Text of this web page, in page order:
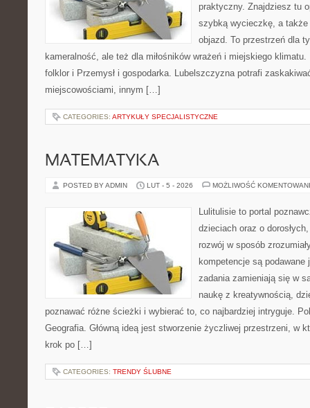
praktyczny. Znajdziesz tu
szybką wycieczkę, a także
objazd. To przestrzeń dla
kameralność, ale też dla miłośników wrażeń i miejskiego
folklor i Przemysł i gospodarka. Lubelszczyzna potrafi
miejscowościami, innym […]
CATEGORIES: ARTYKUŁY SPECJALISTYCZNE
MATEMATYKA
POSTED BY ADMIN LUT - 5 - 2026 MOŻLIWOŚĆ
Lulitulisie to portal
dzieciach oraz o
rozwój w sposób
kompetencje są podawane
zadania zamieniają się w
naukę z kreatywnością,
poznawać różne ścieżki i wybierać to, co najbardziej intryguje.
Geografia. Główną ideą jest stworzenie życzliwej przestrzeni, w
krok po […]
CATEGORIES: TRENDY ŚLUBNE